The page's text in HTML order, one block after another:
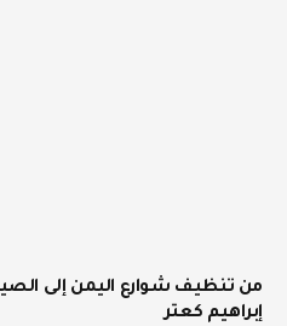
من تنظيف شوارع اليمن إلى
إبراهيم كعتر